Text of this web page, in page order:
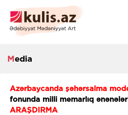
Media
Azərbaycanda şəhərsalma
fonunda milli memarlıq
ARAŞDIRMA